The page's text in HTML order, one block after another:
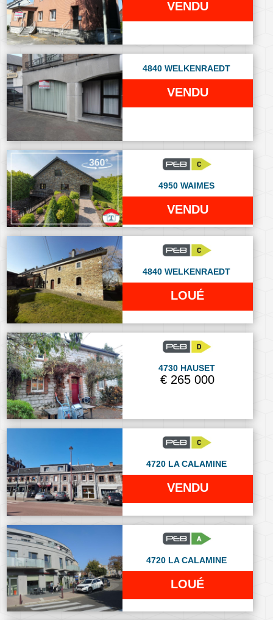
VENDU
4840 WELKENRAEDT
VENDU
4950 WAIMES
VENDU
4840 WELKENRAEDT
LOUÉ
4730 HAUSET
€ 265 000
4720 LA CALAMINE
VENDU
4720 LA CALAMINE
LOUÉ